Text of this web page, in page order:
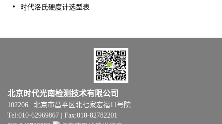
时代洛氏硬度计选型表
北京时代光南检测技术有限公司
102206 | 北京市昌平区北七家宏福11号院
Tel:010-62969867 | Fax:010-82782201